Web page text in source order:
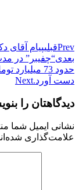
Prevقبلیپیام آقای
بعدی
حدود 73
دست آورد.Next
دیدگاهتان را
نشانی ایمیل شما
علامت‌گذاری